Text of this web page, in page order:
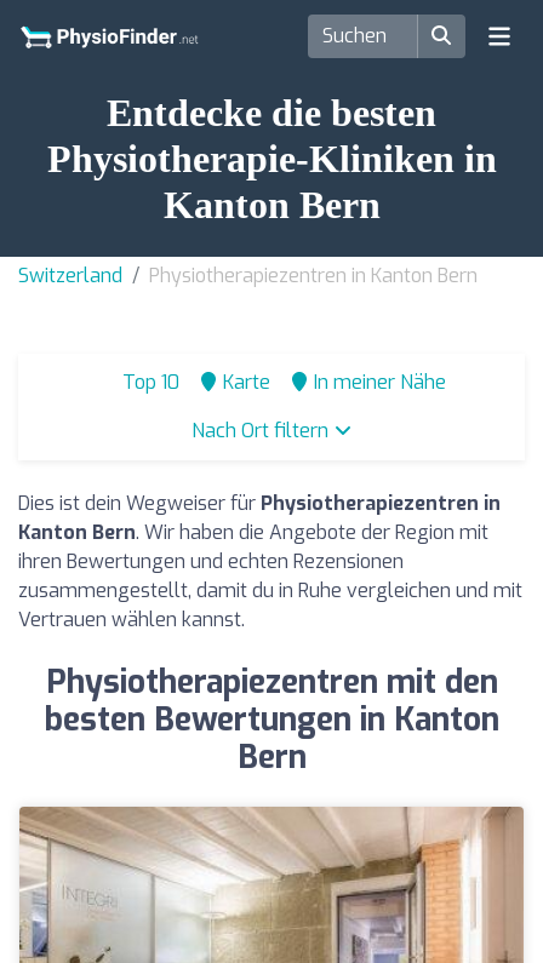
Entdecke die besten
Physiotherapie-Kliniken in
Kanton Bern
Switzerland Physiotherapiezentren in Kanton Bern
Top 10 Karte
In meiner Nähe
Nach Ort filtern
Dies ist dein Wegweiser für Physiotherapiezentren in
Kanton Bern. Wir haben die Angebote der Region mit
ihren Bewertungen und echten Rezensionen
zusammengestellt, damit du in Ruhe vergleichen und mit
Vertrauen wählen kannst.
Physiotherapiezentren mit den
besten Bewertungen in Kanton
Bern